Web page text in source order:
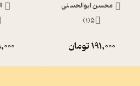
محسن ابوالحسنی
5
(
1
)
191,000تومان